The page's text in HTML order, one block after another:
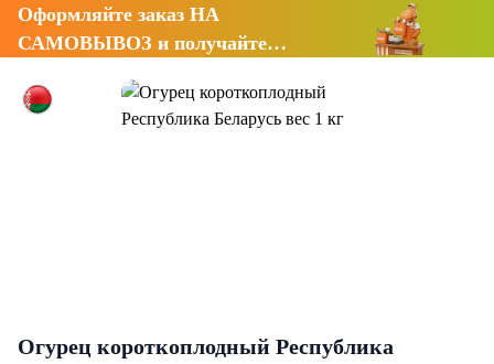
Оформляйте заказ НА
САМОВЫВОЗ и получайте
Огурец короткоплодный Республика